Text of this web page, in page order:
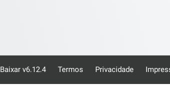
Baixar v6.12.4 Termos Privacidade